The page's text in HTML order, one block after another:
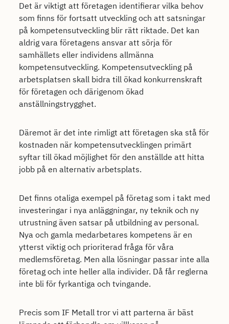
Det är viktigt att företagen identifierar vilka behov
som finns för fortsatt utveckling och att satsningar
på kompetensutveckling blir rätt riktade. Det kan
aldrig vara företagens ansvar att sörja för
samhällets eller individens allmänna
kompetensutveckling. Kompetensutveckling på
arbetsplatsen skall bidra till ökad konkurrenskraft
för företagen och därigenom ökad
anställningstrygghet.
Däremot är det inte rimligt att företagen ska stå för
kostnaden när kompetensutvecklingen primärt
syftar till ökad möjlighet för den anställde att hitta
jobb på en alternativ arbetsplats.
Det finns otaliga exempel på företag som i takt med
investeringar i nya anläggningar, ny teknik och ny
utrustning även satsar på utbildning av personal.
Nya och gamla medarbetares kompetens är en
ytterst viktig och prioriterad fråga för våra
medlemsföretag. Men alla lösningar passar inte alla
företag och inte heller alla individer. Då får reglerna
inte bli för fyrkantiga och tvingande.
Precis som IF Metall tror vi att parterna är bäst